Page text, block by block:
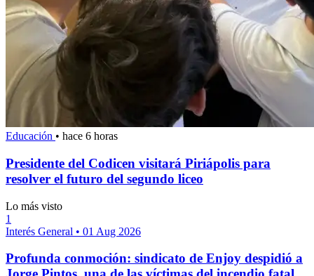
Educación • hace 6 horas
Presidente del Codicen visitará Piriápolis para
resolver el futuro del segundo liceo
Lo más visto
1
Interés General • 01 Aug 2026
Profunda conmoción: sindicato de Enjoy despidió a